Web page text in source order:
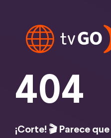
404
¡Corte! 🎬 Parece